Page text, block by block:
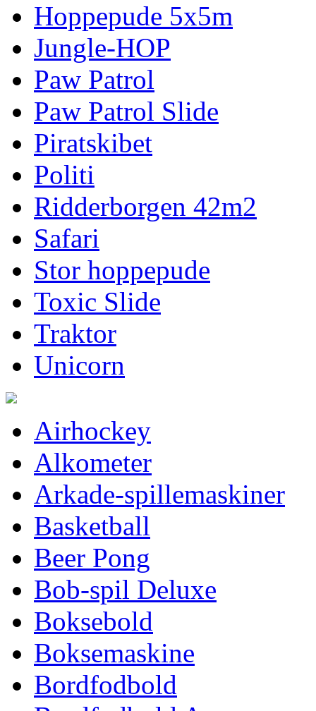
Hoppepude 5x5m
Jungle-HOP
Paw Patrol
Paw Patrol Slide
Piratskibet
Politi
Ridderborgen 42m2
Safari
Stor hoppepude
Toxic Slide
Traktor
Unicorn
Airhockey
Alkometer
Arkade-spillemaskiner
Basketball
Beer Pong
Bob-spil Deluxe
Boksebold
Boksemaskine
Bordfodbold